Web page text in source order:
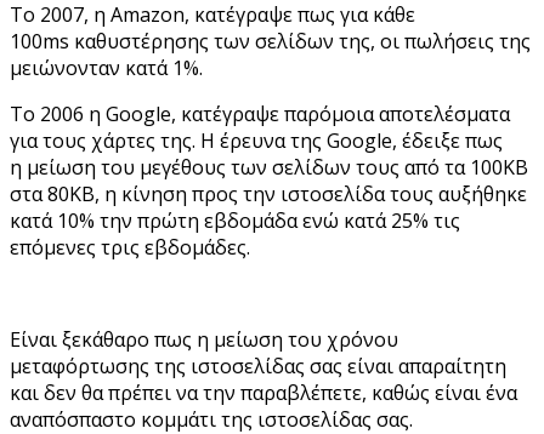
Το 2007, η Amazon, κατέγραψε πως για κάθε
100ms καθυστέρησης των σελίδων της, οι πωλήσεις της
μειώνονταν κατά 1%.
Το 2006 η Google, κατέγραψε παρόμοια αποτελέσματα
για τους χάρτες της. Η έρευνα της Google, έδειξε πως
η μείωση του μεγέθους των σελίδων τους από τα 100KB
στα 80KB, η κίνηση προς την ιστοσελίδα τους αυξήθηκε
κατά 10% την πρώτη εβδομάδα ενώ κατά 25% τις
επόμενες τρις εβδομάδες.
Είναι ξεκάθαρο πως η μείωση του χρόνου
μεταφόρτωσης της ιστοσελίδας σας είναι απαραίτητη
και δεν θα πρέπει να την παραβλέπετε, καθώς είναι ένα
αναπόσπαστο κομμάτι της ιστοσελίδας σας.